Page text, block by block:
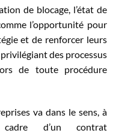
de blocage, l’état de
l’opportunité pour
et de renforcer leurs
des processus
de toute procédure
va dans le sens, à
d’un contrat